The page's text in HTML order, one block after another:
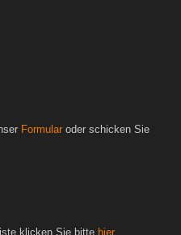
Formular oder schicken Sie
klicken Sie bitte hier.